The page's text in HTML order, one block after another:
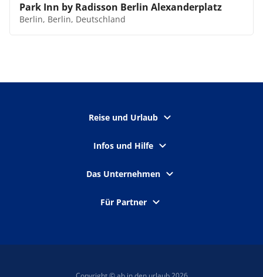
Park Inn by Radisson Berlin Alexanderplatz
Berlin, Berlin, Deutschland
Reise und Urlaub
Infos und Hilfe
Das Unternehmen
Für Partner